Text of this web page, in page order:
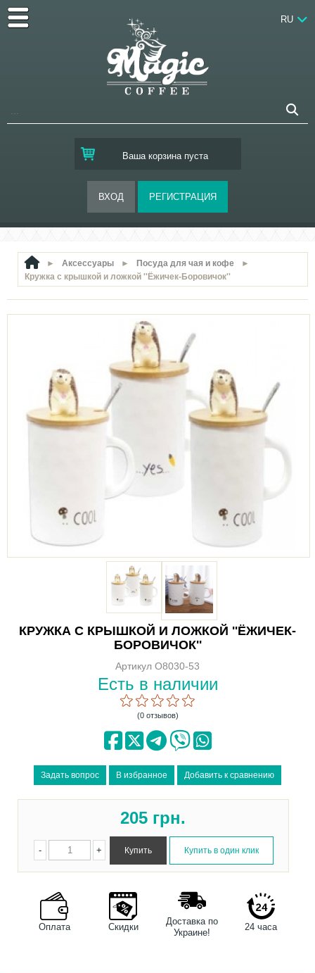
Ваша корзина пуста
RU
► Аксессуары ► Посуда для чая и кофе
►
Кружка с крышкой и ложкой ''Ёжичек-Боровичок''
КРУЖКА С КРЫШКОЙ И ЛОЖКОЙ ''ЁЖИЧЕК-
БОРОВИЧОК''
Артикул O8030-53
Есть в наличии
(0 отзывов)
205 грн.
+
-
Оплата Скидки
Доставка по
Украине!
24 часа